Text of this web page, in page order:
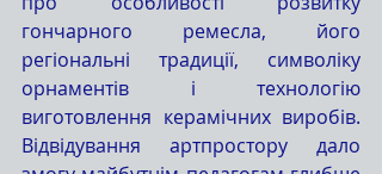
гончарного ремесла, його
регіональні традиції, символіку
орнаментів і технологію
виготовлення керамічних виробів.
Відвідування артпростору дало